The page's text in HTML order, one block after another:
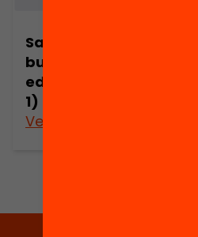
Sangha. El
budismo y la
educación (part
1)
Veure’n més